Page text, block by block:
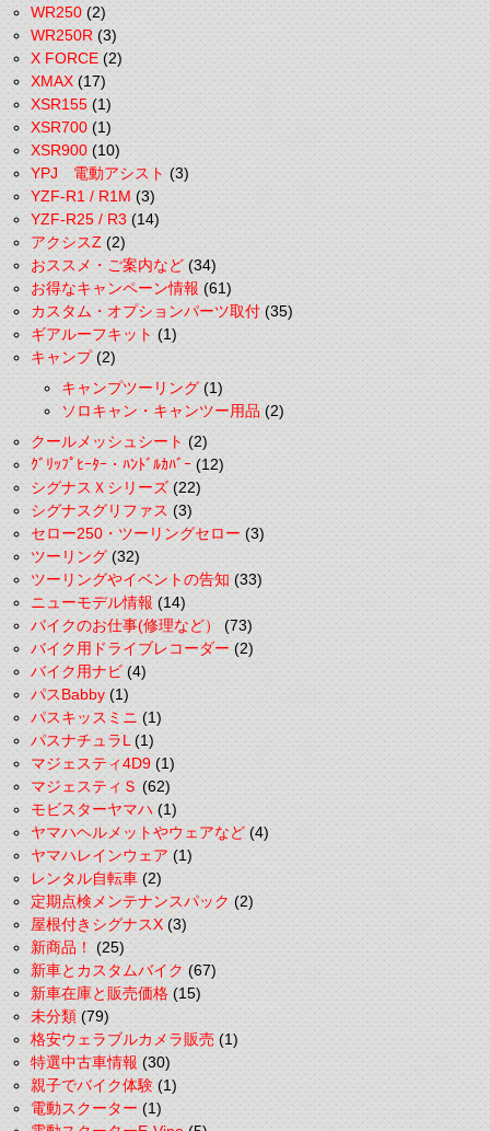
WR250(2)
WR250R(3)
X FORCE(2)
XMAX(17)
XSR155(1)
XSR700(1)
XSR900(10)
YPJ 電動アシスト(3)
YZF-R1 / R1M(3)
YZF-R25 / R3(14)
アクシスZ(2)
おススメ・ご案内など(34)
お得なキャンペーン情報(61)
カスタム・オプションパーツ取付(35)
ギアルーフキット(1)
キャンプ(2)
キャンプツーリング(1)
ソロキャン・キャンツー用品(2)
クールメッシュシート(2)
ｸﾞﾘｯﾌﾟﾋｰﾀｰ・ﾊﾝﾄﾞﾙｶﾊﾞｰ(12)
シグナスＸシリーズ(22)
シグナスグリファス(3)
セロー250・ツーリングセロー(3)
ツーリング(32)
ツーリングやイベントの告知(33)
ニューモデル情報(14)
バイクのお仕事(修理など）(73)
バイク用ドライブレコーダー(2)
バイク用ナビ(4)
パスBabby(1)
パスキッスミニ(1)
パスナチュラL(1)
マジェスティ4D9(1)
マジェスティＳ(62)
モビスターヤマハ(1)
ヤマハヘルメットやウェアなど(4)
ヤマハレインウェア(1)
レンタル自転車(2)
定期点検メンテナンスパック(2)
屋根付きシグナスX(3)
新商品！(25)
新車とカスタムバイク(67)
新車在庫と販売価格(15)
未分類(79)
格安ウェラブルカメラ販売(1)
特選中古車情報(30)
親子でバイク体験(1)
電動スクーター(1)